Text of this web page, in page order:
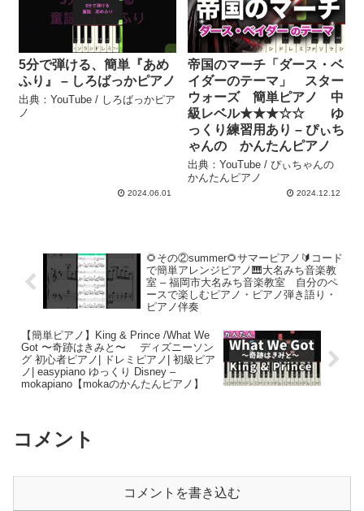
5分で弾ける、簡単『あめ
ふり』 – しろばっかピアノ
出典：YouTube / しろばっかピア
ノ
2024.06.01
帝国のマーチ「ダース・ベ
イダーのテーマ」 スター
ウォーズ 簡単ピアノ 中
級レベル★★★☆☆ ゆ
っくり練習用あり – ぴぃち
ゃんの かんたんピアノ
出典：YouTube / ぴぃちゃんの
かんたんピアノ
2024.12.12
🌻その②summer🌻サマーピアノ🔰コード
で簡単アレンジピアノ🎹大名みち音楽教
室 – 福岡市大名みち音楽教室 自分のペ
ースで楽しむピアノ・ピアノ弾き語り・
ピアノ伴奏
【簡単ピアノ】King & Prince /What We
Got 〜奇跡はきみと〜 ディズニーソン
グ 初心者ピアノ| ドレミピアノ| 初級ピア
ノ| easypiano ゆっくり Disney –
mokapiano【mokaのかんたんピアノ】
コメント
コメントを書き込む